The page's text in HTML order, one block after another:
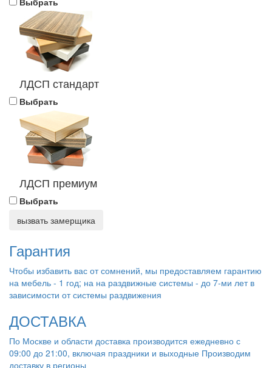
ЛДСП стандарт
Выбрать
ЛДСП премиум
Выбрать
вызвать замерщика
Гарантия
Чтобы избавить вас от сомнений, мы предоставляем гарантию
на мебель - 1 год; на на раздвижные системы - до 7-ми лет в
зависимости от системы раздвижения
ДОСТАВКА
По Москве и области доставка производится ежедневно с
09:00 до 21:00, включая праздники и выходные Производим
доставку в регионы